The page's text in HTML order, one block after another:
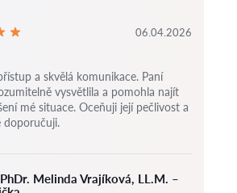
Melinda Vrajíková, LL.M. –
06.04.2026
a skvělá komunikace. Paní
vysvětlila a pomohla najít
mé situace. Oceňuji její pečlivost a
doporučuji.